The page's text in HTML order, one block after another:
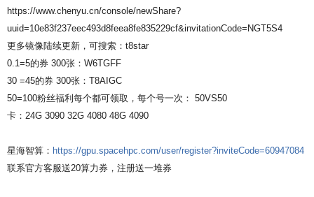
https://www.chenyu.cn/console/newShare?
uuid=10e83f237eec493d8feea8fe835229cf&invitationCode=NGT5S4
更多镜像陆续更新，可搜索：t8star
0.1=5的券 300张：W6TGFF
30 =45的券 300张：T8AIGC
50=100粉丝福利每个都可领取，每个号一次： 50VS50
卡：24G 3090 32G 4080 48G 4090
星海智算： https://gpu.spacehpc.com/user/register?inviteCode=60947084
联系官方客服送20算力券，注册送一堆券